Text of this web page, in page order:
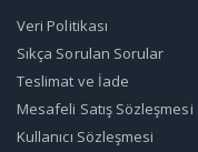
Veri Politikası
Sıkça Sorulan Sorular
Teslimat ve İade
Mesafeli Satış Sözleşmesi
Kullanıcı Sözleşmesi